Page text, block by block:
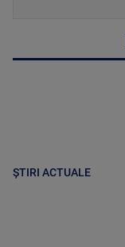
ȘTIRI ACTUALE